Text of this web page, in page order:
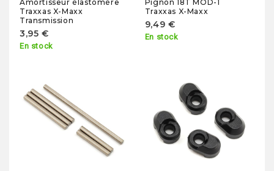
Amortisseur élastomère
Traxxas X-Maxx
Transmission
3,95 €
En stock
Pignon 18T MOD-1
Traxxas X-Maxx
9,49 €
En stock